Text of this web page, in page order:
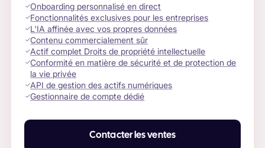
Onboarding personnalisé en direct
Fonctionnalités exclusives pour les entreprises
L'IA affinée avec vos propres données
Contenu commercialement sûr
Actif complet Droits de propriété intellectuelle
Conformité en matière de sécurité et de protection de
la vie privée
API de gestion des actifs numériques
Gestionnaire de compte dédié
Contacter les ventes